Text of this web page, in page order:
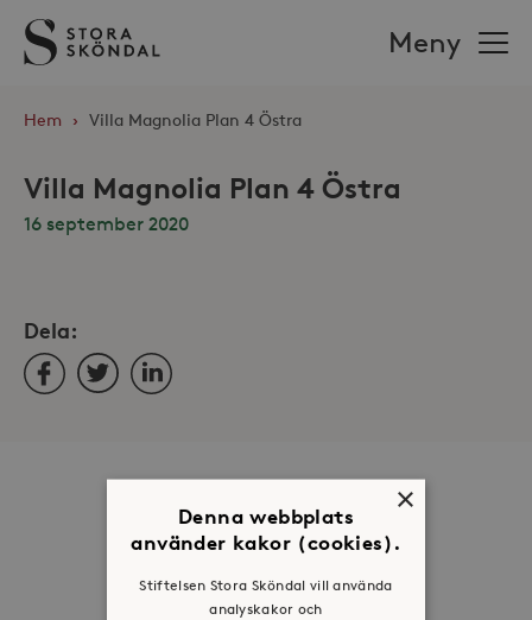
Stora
Sköndal
Meny
Hem › Villa Magnolia Plan 4 Östra
Villa Magnolia Plan 4 Östra
16 september 2020
Dela:
FacebookTwitterLinkedIn
Organisation
×
Denna webbplats
använder kakor (cookies).
Stiftelsen Stora Sköndal vill använda
analyskakor och